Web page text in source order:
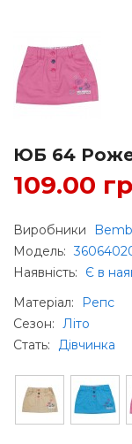
ЮБ 64
109.00
Виробники
Модель:
Наявність:
Є в
Матеріал:
Репс
Сезон: Літо
Стать: Дівчинка